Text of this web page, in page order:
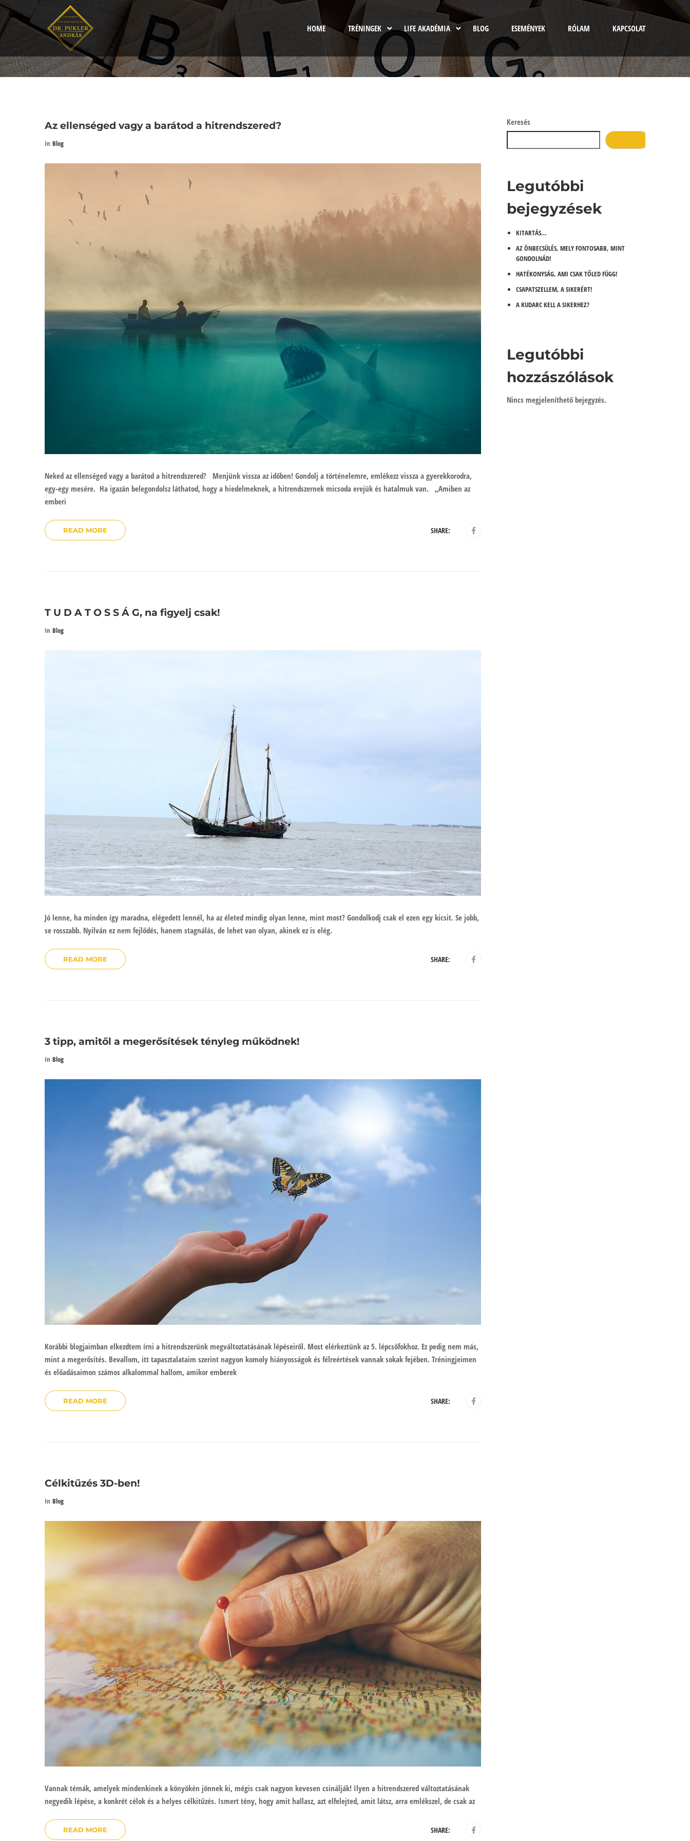
HOME TRÉNINGEK LIFE AKADÉMIA BLOG ESEMÉNYEK RÓLAM KAPCSOLAT
Az ellenséged vagy a barátod a hitrendszered?
In Blog
Neked az ellenséged vagy a barátod a hitrendszered? Menjünk vissza az időben! Gondolj a történelemre, emlékezz vissza a gyerekkorodra,
egy-egy mesére. Ha igazán belegondolsz láthatod, hogy a hiedelmeknek, a hitrendszernek micsoda erejük és hatalmuk van. „Amiben az
emberi
READ MORE SHARE:
T U D A T O S S Á G, na figyelj csak!
In Blog
Jó lenne, ha minden így maradna, elégedett lennél, ha az életed mindig olyan lenne, mint most? Gondolkodj csak el ezen egy kicsit. Se jobb,
se rosszabb. Nyilván ez nem fejlődés, hanem stagnálás, de lehet van olyan, akinek ez is elég.
READ MORE SHARE:
3 tipp, amitől a megerősítések tényleg működnek!
In Blog
Korábbi blogjaimban elkezdtem írni a hitrendszerünk megváltoztatásának lépéseiről. Most elérkeztünk az 5. lépcsőfokhoz. Ez pedig nem más,
mint a megerősítés. Bevallom, itt tapasztalataim szerint nagyon komoly hiányosságok és félreértések vannak sokak fejében. Tréningjeimen
és előadásaimon számos alkalommal hallom, amikor emberek
READ MORE SHARE:
Célkitűzés 3D-ben!
In Blog
Vannak témák, amelyek mindenkinek a könyökén jönnek ki, mégis csak nagyon kevesen csinálják! Ilyen a hitrendszered változtatásának
negyedik lépése, a konkrét célok és a helyes célkitűzés. Ismert tény, hogy amit hallasz, azt elfelejted, amit látsz, arra emlékszel, de csak az
READ MORE SHARE:
Keresés
Legutóbbi
bejegyzések
KITARTÁS…
AZ ÖNBECSÜLÉS, MELY FONTOSABB, MINT
GONDOLNÁD!
HATÉKONYSÁG, AMI CSAK TŐLED FÜGG!
CSAPATSZELLEM, A SIKERÉRT!
A KUDARC KELL A SIKERHEZ?
Legutóbbi
hozzászólások
Nincs megjeleníthető bejegyzés.